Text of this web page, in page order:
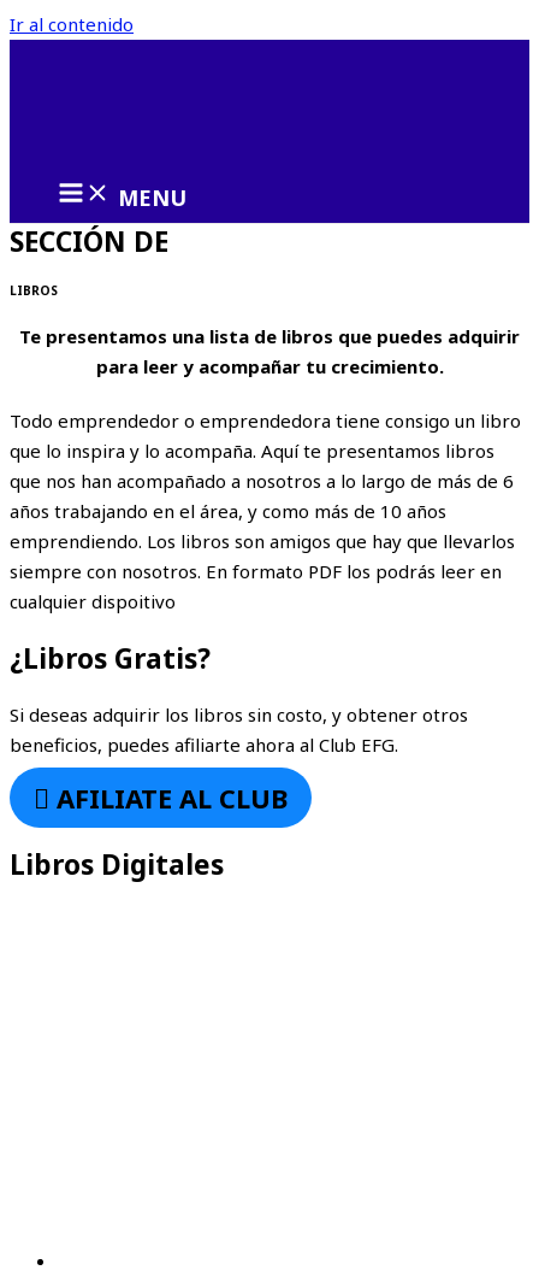
Ir al contenido
MENU
SECCIÓN DE
LIBROS
Te presentamos una lista de libros que puedes adquirir
para leer y acompañar tu crecimiento.
Todo emprendedor o emprendedora tiene consigo un libro
que lo inspira y lo acompaña. Aquí te presentamos libros
que nos han acompañado a nosotros a lo largo de más de 6
años trabajando en el área, y como más de 10 años
emprendiendo. Los libros son amigos que hay que llevarlos
siempre con nosotros. En formato PDF los podrás leer en
cualquier dispoitivo
¿Libros Gratis?
Si deseas adquirir los libros sin costo, y obtener otros
beneficios, puedes afiliarte ahora al Club EFG.
AFILIATE AL CLUB
Libros Digitales